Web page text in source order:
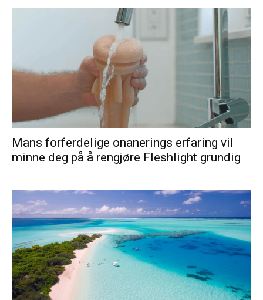
Mans forferdelige onanerings erfaring vil
minne deg på å rengjøre Fleshlight grundig